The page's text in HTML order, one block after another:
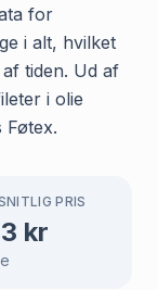
for
i alt, hvilket
tiden. Ud af
i olie
PRIS
kr